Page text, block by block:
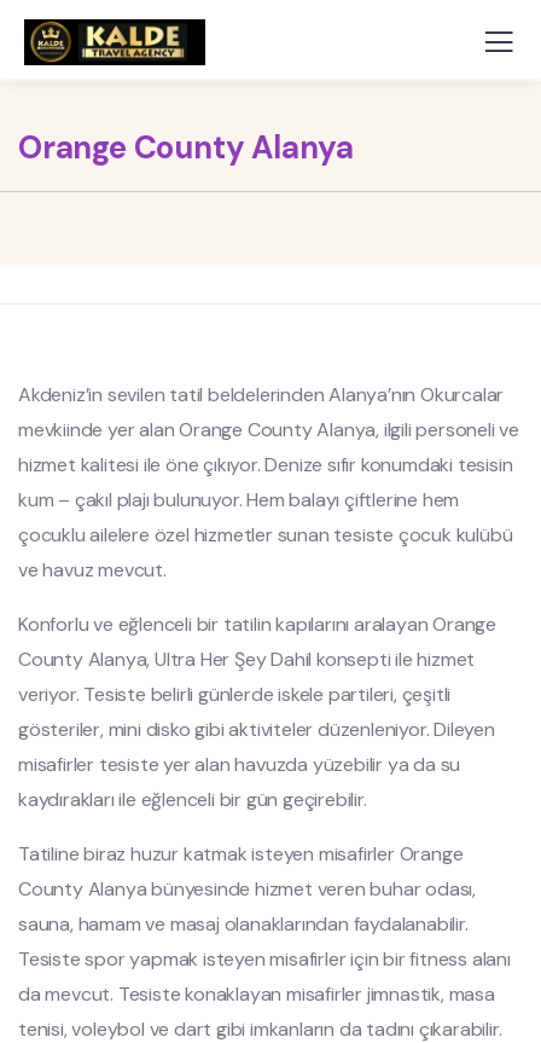
Orange County Alanya
Akdeniz’in sevilen tatil beldelerinden Alanya’nın Okurcalar
mevkiinde yer alan Orange County Alanya, ilgili personeli ve
hizmet kalitesi ile öne çıkıyor. Denize sıfır konumdaki tesisin
kum – çakıl plajı bulunuyor. Hem balayı çiftlerine hem
çocuklu ailelere özel hizmetler sunan tesiste çocuk kulübü
ve havuz mevcut.
Konforlu ve eğlenceli bir tatilin kapılarını aralayan Orange
County Alanya, Ultra Her Şey Dahil konsepti ile hizmet
veriyor. Tesiste belirli günlerde iskele partileri, çeşitli
gösteriler, mini disko gibi aktiviteler düzenleniyor. Dileyen
misafirler tesiste yer alan havuzda yüzebilir ya da su
kaydırakları ile eğlenceli bir gün geçirebilir.
Tatiline biraz huzur katmak isteyen misafirler Orange
County Alanya bünyesinde hizmet veren buhar odası,
sauna, hamam ve masaj olanaklarından faydalanabilir.
Tesiste spor yapmak isteyen misafirler için bir fitness alanı
da mevcut. Tesiste konaklayan misafirler jimnastik, masa
tenisi, voleybol ve dart gibi imkanların da tadını çıkarabilir.